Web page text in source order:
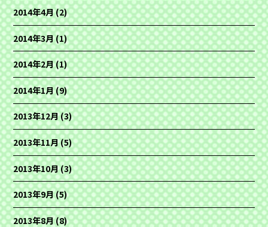
2014年4月(2)
2014年3月(1)
2014年2月(1)
2014年1月(9)
2013年12月(3)
2013年11月(5)
2013年10月(3)
2013年9月(5)
2013年8月(8)